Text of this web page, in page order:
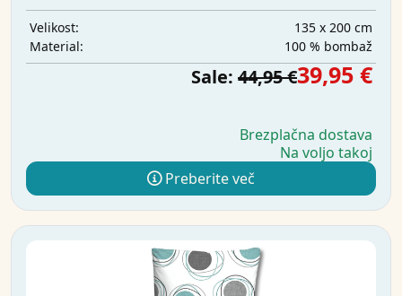
Velikost:
135 x 200 cm
Material:
100 % bombaž
Sale: 44,95 €39,95 €
Brezplačna dostava
Na voljo takoj
Preberite več